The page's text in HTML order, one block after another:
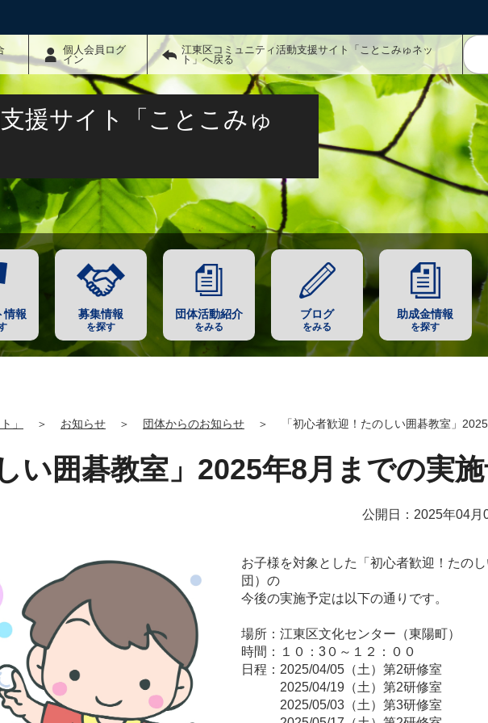
個人会員ログ
イン
江東区コミュニティ活動支援サイト「ことこみゅネッ
ト」へ戻る
援サイト「ことこみゅ
情報 募集情報
を探す
団体活動紹介
をみる
ブログ
をみる
助成金情報
を探す
」 ＞ お知らせ ＞ 団体からのお知らせ ＞ 「初心者歓迎！たのしい囲碁教室」
い囲碁教室」2025年8月までの実
公開日：2025年04
お子様を対象とした「初心者歓迎！たの
団）の
今後の実施予定は以下の通りです。
場所：江東区文化センター（東陽町）
時間：１０：3０～１２：００
日程：2025/04/05（土）第2研修室
2025/04/19（土）第2研修室
2025/05/03（土）第3研修室